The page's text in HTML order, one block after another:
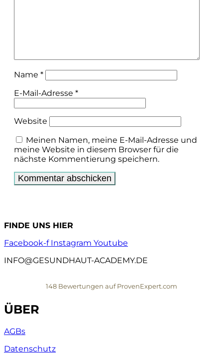
Name *
E-Mail-Adresse *
Website
Meinen Namen, meine E-Mail-Adresse und
meine Website in diesem Browser für die
nächste Kommentierung speichern.
FINDE UNS HIER
Facebook-f Instagram Youtube
INFO@GESUNDHAUT-ACADEMY.DE
148 Bewertungen auf ProvenExpert.com
ÜBER
AGBs
Datenschutz